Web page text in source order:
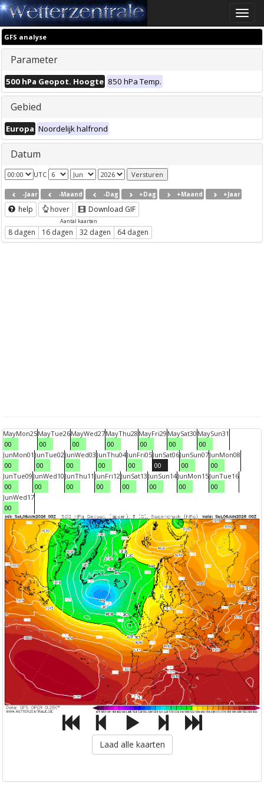
Toggle
GFS analyse
Parameter
500 hPa Geopot. Hoogte 850 hPa Temp.
Gebied
Europa Noordelijk halfrond
Datum
UTC
-Jaar -Maand -Dag +Dag +Maand +Jaar
help hover Download GIF
Aantal kaarten
8 dagen 16 dagen 32 dagen 64 dagen
MayMon25
00
MayTue26
00
MayWed27
00
MayThu28
00
MayFri29
00
MaySat30
00
MaySun31
00
JunMon01
00
JunTue02
00
JunWed03
00
JunThu04
00
JunFri05
00
JunSat06
00
JunSun07
00
JunMon08
00
JunTue09
00
JunWed10
00
JunThu11
00
JunFri12
00
JunSat13
00
JunSun14
00
JunMon15
00
JunTue16
00
JunWed17
00
Laad alle kaarten